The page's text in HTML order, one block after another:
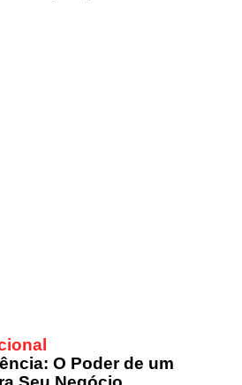
O Poder de um